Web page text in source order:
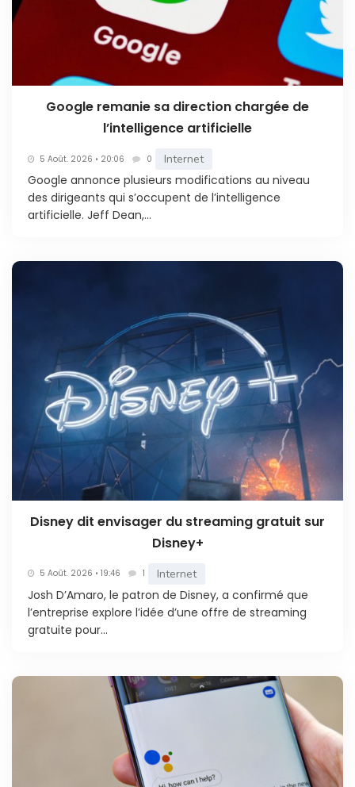
Google remanie sa direction chargée de
l’intelligence artificielle
5 Août. 2026 • 20:06 0 Internet
Google annonce plusieurs modifications au niveau
des dirigeants qui s’occupent de l’intelligence
artificielle. Jeff Dean,...
Disney dit envisager du streaming gratuit sur
Disney+
5 Août. 2026 • 19:46 1 Internet
Josh D’Amaro, le patron de Disney, a confirmé que
l’entreprise explore l’idée d’une offre de streaming
gratuite pour...